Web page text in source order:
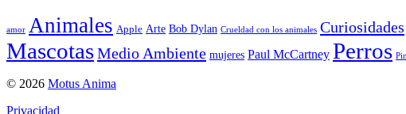
amor Animales Apple Arte Bob Dylan Crueldad con los animales Curiosidades
MascotasMedio Ambiente mujeres Paul McCartney Perros
© 2026 Motus Anima
Privacidad